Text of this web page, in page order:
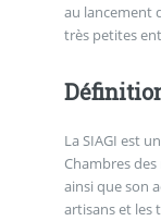
au lancement
très petites
La SIAGI est
Chambres
ainsi que son
artisans et les